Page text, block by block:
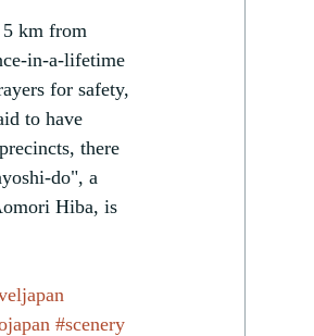
km from
in-a-lifetime
for safety,
to have
there
do", a
Hiba, is
#scenery